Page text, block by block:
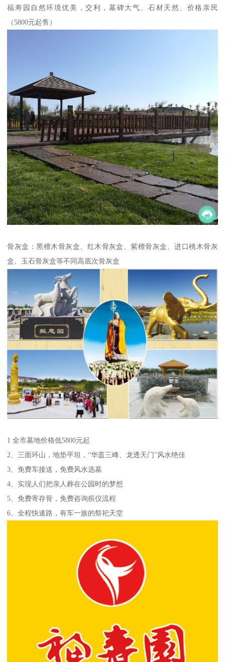
福寿园自然环境优美，交利，墓碑大气、石材天然、价格亲民
（5800元起售）
骨灰盒：黑檀木骨灰盒、红木骨灰盒、紫檀骨灰盒、进口桃木骨灰
盒、玉石骨灰盒等不同高底次骨灰盒
1 全市墓地价格低5800元起
2、三面环山，地垫平坦，“华盖三峰、龙透天门”风水绝佳
3、免费车接送，免费风水选墓
4、实现人们把亲人葬在公园时的梦想
5、免费寄存骨，免费咨询殡仪流程
6、全程快速路，有车一族的祭祀天堂